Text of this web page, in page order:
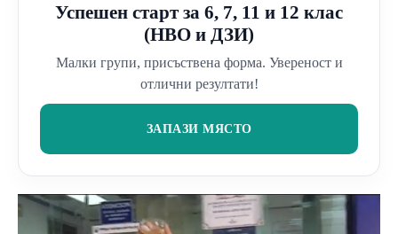
Успешен старт за 6, 7, 11 и 12 клас
(НВО и ДЗИ)
Малки групи, присъствена форма. Увереност и
отлични резултати!
ЗАПАЗИ МЯСТО